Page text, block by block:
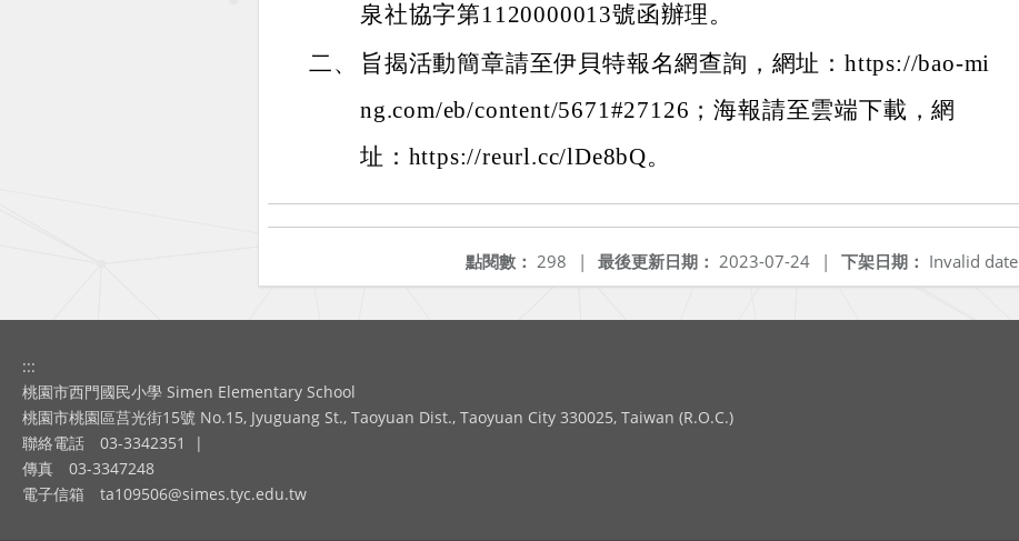
泉社協字第1120000013號函辦理。
二、
旨揭活動簡章請至伊貝特報名網查詢，網址：https://bao-mi
ng.com/eb/content/5671#27126；海報請至雲端下載，網
址：https://reurl.cc/lDe8bQ。
下架日期： Invalid date
最後更新日期： 2023-07-24 |
點閱數： 298 |
:::
桃園市西門國民小學 Simen Elementary School
桃園市桃園區莒光街15號 No.15, Jyuguang St., Taoyuan Dist., Taoyuan City 330025, Taiwan (R.O.C.)
聯絡電話
03-3342351
|
傳真
03-3347248
電子信箱
ta109506@simes.tyc.edu.tw